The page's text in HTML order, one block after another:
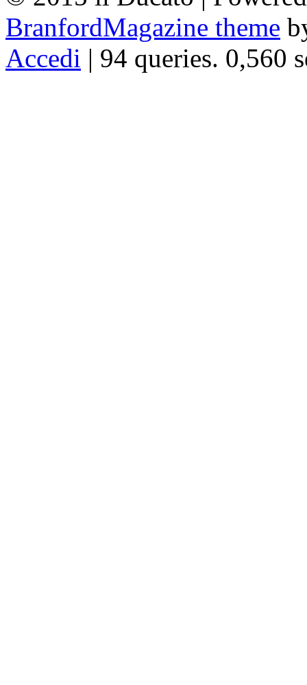
BranfordMagazine theme
Accedi | 94 queries. 0,560